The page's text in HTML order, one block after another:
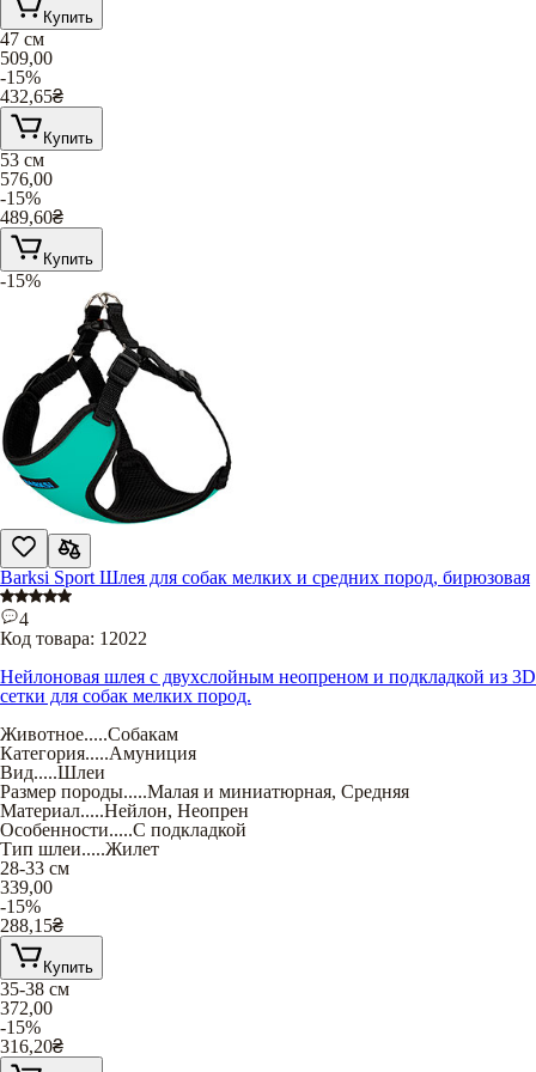
Купить
47 см
509,00
-15%
432,65₴
Купить
53 см
576,00
-15%
489,60₴
Купить
-15%
Barksi Sport Шлея для собак мелких и средних пород, бирюзовая
4
Код товара: 12022
Нейлоновая шлея с двухслойным неопреном и подкладкой из 3D
сетки для собак мелких пород.
Животное.....Собакам
Категория.....Амуниция
Вид.....Шлеи
Размер породы.....Малая и миниатюрная, Средняя
Материал.....Нейлон, Неопрен
Особенности.....С подкладкой
Тип шлеи.....Жилет
28-33 см
339,00
-15%
288,15₴
Купить
35-38 см
372,00
-15%
316,20₴